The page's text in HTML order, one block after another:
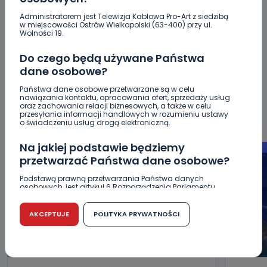
Administratorem jest Telewizja Kablowa Pro-Art z siedzibą
w miejscowości Ostrów Wielkopolski (63-400) przy ul.
Wolności 19.
Do czego będą używane Państwa
dane osobowe?
Państwa dane osobowe przetwarzane są w celu
nawiązania kontaktu, opracowania ofert, sprzedaży usług
oraz zachowania relacji biznesowych, a także w celu
przesyłania informacji handlowych w rozumieniu ustawy
o świadczeniu usług drogą elektroniczną.
Na jakiej podstawie będziemy
przetwarzać Państwa dane osobowe?
Podstawą prawną przetwarzania Państwa danych
osobowych, jest artykuł 6 Rozporządzenia Parlamentu
r. w sprawie ochrony osób fizycznych w związku z
przetwarzaniem danych osobowych w sprawie
swobodnego przepływu takich danych oraz uchylenia
dyrektywy 95/46/WE (RODO).
Czy jest możliwość cofnięcia zgody?
AKCEPTUJE POLITYKA PRYWATNOŚCI
POPULARNE
WSZYSTKIE
EDUKACJA
GOSPODARKA I FINANSE
HISTORIA
KORONAWIRUS
KULTURA I ROZRYWKA
ŚRODOWISKO
WASZE INFO
WSZYSTKICH ŚWIĘTYCH
WYWIADY
ZDROWIE